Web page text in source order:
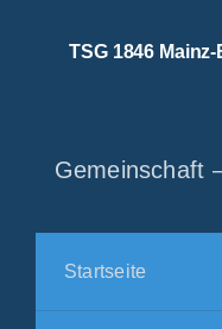
TSG 1846
Gemeinschaft
Startseite